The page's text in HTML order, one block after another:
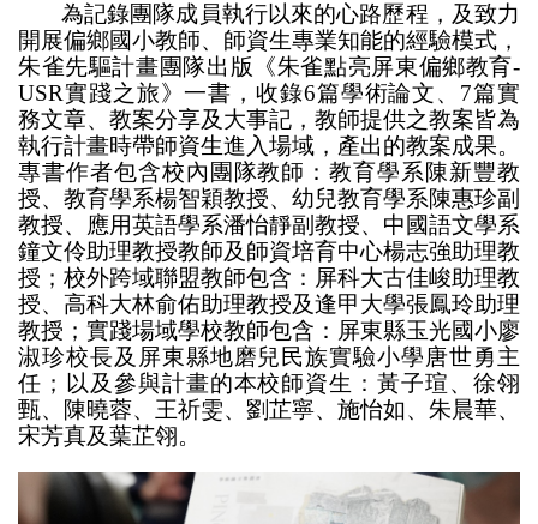
為記錄團隊成員執行以來的心路歷程，及致力
開展偏鄉國小教師、師資生專業知能的經驗模式，
朱雀先驅計畫團隊出版《朱雀點亮屏東偏鄉教育-
USR實踐之旅》一書，收錄6篇學術論文、7篇實
務文章、教案分享及大事記，教師提供之教案皆為
執行計畫時帶師資生進入場域，產出的教案成果。
專書作者包含校內團隊教師：教育學系陳新豐教
授、教育學系楊智穎教授、幼兒教育學系陳惠珍副
教授、應用英語學系潘怡靜副教授、中國語文學系
鐘文伶助理教授教師及師資培育中心楊志強助理教
授；校外跨域聯盟教師包含：屏科大古佳峻助理教
授、高科大林俞佑助理教授及逢甲大學張鳳玲助理
教授；實踐場域學校教師包含：屏東縣玉光國小廖
淑珍校長及屏東縣地磨兒民族實驗小學唐世勇主
任；以及參與計畫的本校師資生：黃子瑄、徐翎
甄、陳曉蓉、王祈雯、劉芷寧、施怡如、朱晨華、
宋芳真及葉芷翎。